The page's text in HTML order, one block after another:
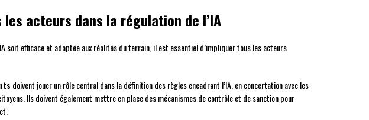
acteurs dans la régulation de l’IA
soit efficace et adaptée aux réalités du terrain, il est essentiel d’impliquer tous les acteurs
doivent jouer un rôle central dans la définition des règles encadrant l’IA, en concertation avec les
Ils doivent également mettre en place des mécanismes de contrôle et de sanction pour